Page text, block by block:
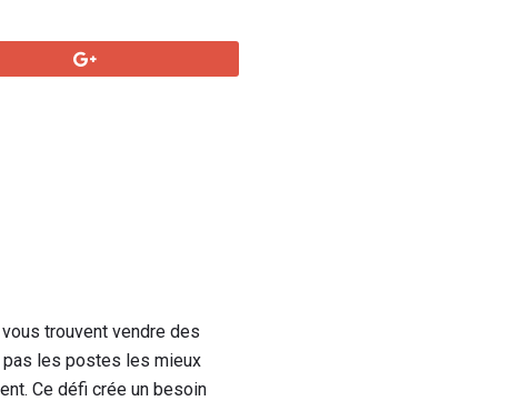
trouvent vendre des
les postes les mieux
Ce défi crée un besoin